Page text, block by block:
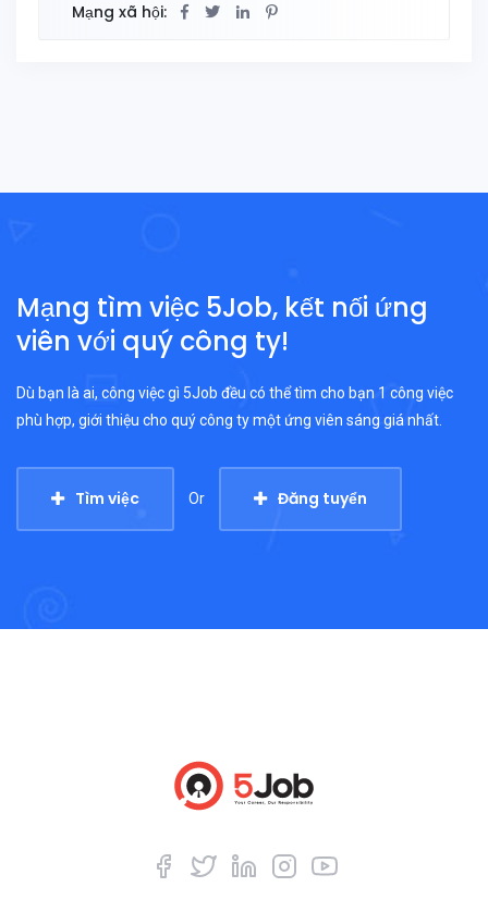
Mạng xã hội:
Mạng tìm việc 5Job, kết nối ứng
viên với quý công ty!
Dù bạn là ai, công việc gì 5Job đều có thể tìm cho bạn 1 công việc
phù hợp, giới thiệu cho quý công ty một ứng viên sáng giá nhất.
Tìm việc Or Đăng tuyển